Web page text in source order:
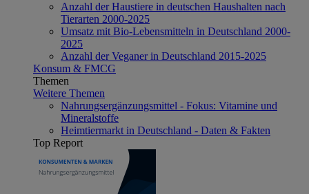
Anzahl der Haustiere in deutschen Haushalten nach
Tierarten 2000-2025
Umsatz mit Bio-Lebensmitteln in Deutschland 2000-
2025
Anzahl der Veganer in Deutschland 2015-2025
Konsum & FMCG
Themen
Weitere Themen
Nahrungsergänzungsmittel - Fokus: Vitamine und
Mineralstoffe
Heimtiermarkt in Deutschland - Daten & Fakten
Top Report